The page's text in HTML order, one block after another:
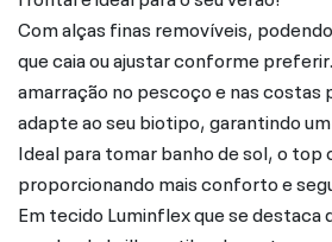
Com alças finas removíveis,
que caia ou ajustar conforme
amarração no pescoço e nas costas
adapte ao seu biotipo, garantindo
Ideal para tomar banho de sol, o
proporcionando mais conforto e
Em tecido Luminflex que se destaca